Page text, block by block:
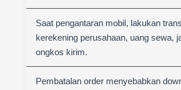
Saat pengantaran mobil, lakukan
kerekening perusahaan, uang sewa,
ongkos kirim.
Pembatalan order menyebabkan